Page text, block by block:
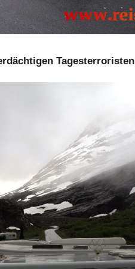
Tagesterroristen